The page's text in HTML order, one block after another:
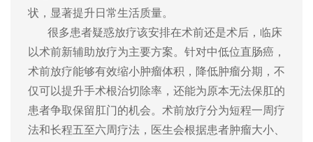
状，显著提升日常生活质量。
很多患者疑惑放疗该安排在术前还是术后，临床
以术前新辅助放疗为主要方案。针对中低位直肠癌，
术前放疗能够有效缩小肿瘤体积，降低肿瘤分期，不
仅可以提升手术根治切除率，还能为原本无法保肛的
患者争取保留肛门的机会。术前放疗分为短程一周疗
法和长程五至六周疗法，医生会根据患者肿瘤大小、